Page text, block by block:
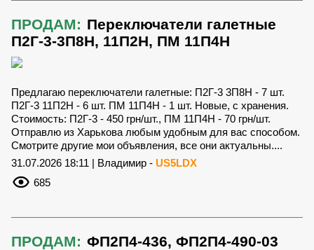
ПРОДАМ: Переключатели галетные
П2Г-3-3П8Н, 11П2Н, ПМ 11П4Н
Предлагаю переключатели галетные: П2Г-3 3П8Н - 7 шт.
П2Г-3 11П2Н - 6 шт. ПМ 11П4Н - 1 шт. Новые, с хранения.
Стоимость: П2Г-3 - 450 грн/шт., ПМ 11П4Н - 70 грн/шт.
Отправлю из Харькова любым удобным для вас способом.
Смотрите другие мои объявления, все они актуальны....
31.07.2026 18:11 | Владимир - US5LDX
685
ПРОДАМ: ФП2П4-436, ФП2П4-490-03